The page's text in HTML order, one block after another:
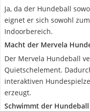
Ja, da der Hundeball
eignet er sich sowohl
Indoorbereich.
Macht der Mervela
Der Mervela Hundeball
Quietschelement.
interaktiven
erzeugt.
Schwimmt der